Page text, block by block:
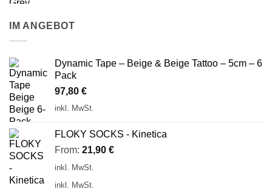
IM ANGEBOT
Dynamic Tape – Beige & Beige Tattoo – 5cm – 6
Pack
97,80 €
inkl. MwSt.
FLOKY SOCKS - Kinetica
From: 21,90 €
inkl. MwSt.
inkl. MwSt.